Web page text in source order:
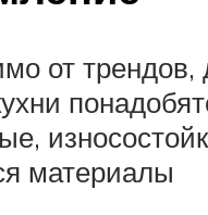
от трендов,
материалы